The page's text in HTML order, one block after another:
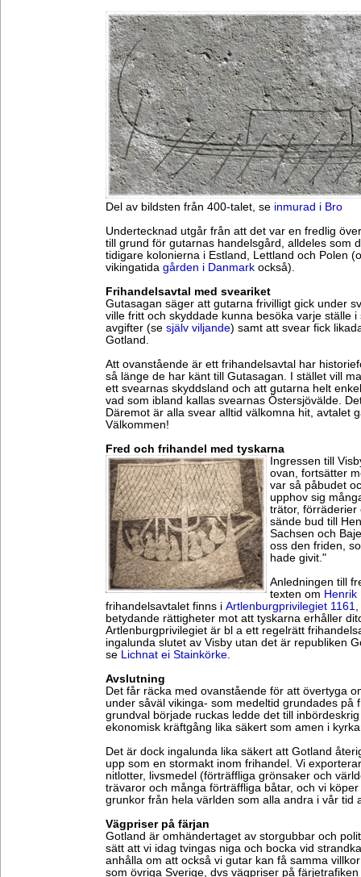
Del av bildsten från 400-talet, se inmurad i Bro
Undertecknad utgår från att det var en fredlig
till grund för gutarnas handelsgård, alldeles som
tidigare kolonierna i Estland, Lettland och Polen
vikingatida gården i Danmark också).
Frihandelsavtal med sveariket
Gutasagan säger att gutarna frivilligt gick under
ville fritt och skyddade kunna besöka varje ställe
avgifter (se själv viljande) samt att svear fick
Gotland.
Att ovanstående är ett frihandelsavtal har
så länge de har känt till Gutasagan. I stället vill
ett svearnas skyddsland och att gutarna helt
vad som ibland kallas svearnas Östersjövälde.
Däremot är alla svear alltid välkomna hit, avtalet
Välkommen!
Fred och frihandel med tyskarna
Ingressen till
ovan, fortsätter
var så påbudet
upphov sig
trätor, förräderier
sände bud till
Sachsen och
oss den friden,
hade givit."
Anledningen till
texten om Henrik
frihandelsavtalet finns i Artlenburgprivilegiet 1161
betydande rättigheter mot att tyskarna erhåller
Artlenburgprivilegiet är bl a ett regelrätt
ingalunda slutet av Visby utan det är republiken
se Lichnat ei Stainkörke.
Avslutning
Det får räcka med ovanstående för att övertyga
under såväl vikinga- som medeltid grundades på
grundval började ruckas ledde det till
ekonomisk kräftgång lika säkert som amen i
Det är dock ingalunda lika säkert att Gotland
upp som en stormakt inom frihandel. Vi
nitlotter, livsmedel (förträffliga grönsaker och
trävaror och många förträffliga båtar, och vi
grunkor från hela världen som alla andra i vår tid
Vägpriser på färjan
Gotland är omhändertaget av storgubbar och
sätt att vi idag tvingas niga och bocka vid
anhålla om att också vi gutar kan få samma
som övriga Sverige, dvs vägpriser på